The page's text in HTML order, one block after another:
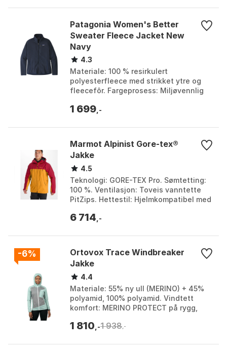
Patagonia Women's Better
Sweater Fleece Jacket New
Navy
4.3
Materiale: 100 % resirkulert
polyesterfleece med strikket ytre og
fleecefôr. Fargeprosess: Miljøvennlig
fargestoffer, energ...
1 699 ,-
Marmot Alpinist Gore-tex®
Jakke
4.5
Teknologi: GORE-TEX Pro. Sømtetting:
100 %. Ventilasjon: Toveis vanntette
PitZips. Hettestil: Hjelmkompatibel med
golden...
6 714 ,-
-6%
Ortovox Trace Windbreaker
Jakke
4.4
Materiale: 55% ny ull (MERINO) + 45%
polyamid, 100% polyamid. Vindtett
komfort: MERINO PROTECT på rygg,
Ermer, sider og ...
1 810 ,-1 938,-